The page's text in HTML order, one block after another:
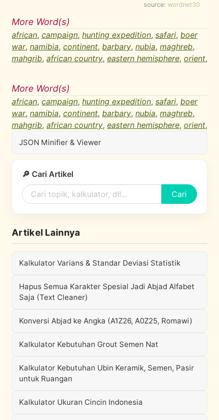
source: wordnet30
More Word(s)
african, campaign, hunting expedition, safari, boer
war, namibia, continent, barbary, nubia, maghreb,
mahgrib, african country, eastern hemisphere, orient,
More Word(s)
african, campaign, hunting expedition, safari, boer
war, namibia, continent, barbary, nubia, maghreb,
mahgrib, african country, eastern hemisphere, orient,
JSON Minifier & Viewer
🔎 Cari Artikel
Cari
Artikel Lainnya
Kalkulator Varians & Standar Deviasi Statistik
Hapus Semua Karakter Spesial Jadi Abjad Alfabet
Saja (Text Cleaner)
Konversi Abjad ke Angka (A1Z26, A0Z25, Romawi)
Kalkulator Kebutuhan Grout Semen Nat
Kalkulator Kebutuhan Ubin Keramik, Semen, Pasir
untuk Ruangan
Kalkulator Ukuran Cincin Indonesia